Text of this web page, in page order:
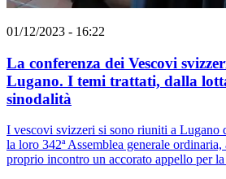
01/12/2023 - 16:22
La conferenza dei Vescovi
Lugano. I temi trattati, dalla
sinodalità
I vescovi svizzeri si sono riuniti a Lugano
la loro 342ª Assemblea generale
proprio incontro un accorato appello per la